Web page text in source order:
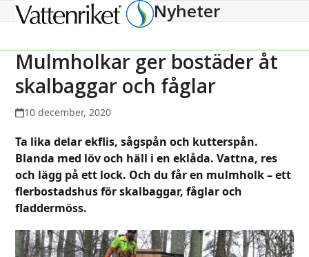
Open
menu
Close
menu
Nyheter
Mulmholkar ger bostäder åt
skalbaggar och fåglar
10 december, 2020
Ta lika delar ekflis, sågspån och kutterspån.
Blanda med löv och häll i en eklåda. Vattna, res
och lägg på ett lock. Och du får en mulmholk – ett
flerbostadshus för skalbaggar, fåglar och
fladdermöss.